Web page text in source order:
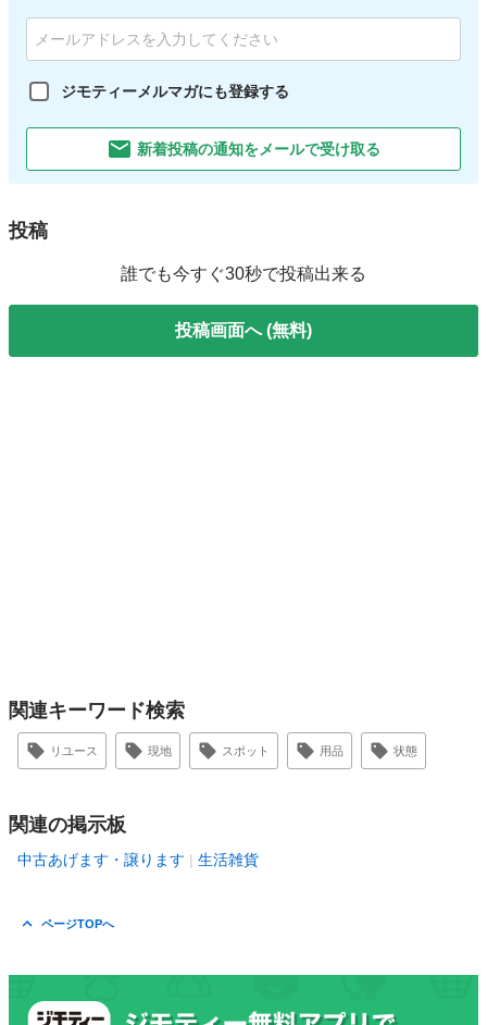
ジモティーメルマガにも登録する
新着投稿の通知をメールで受け取る
投稿
誰でも今すぐ30秒で投稿出来る
投稿画面へ (無料)
関連キーワード検索
リユース 現地 スポット 用品 状態
関連の掲示板
中古あげます・譲ります 生活雑貨
ページTOPへ